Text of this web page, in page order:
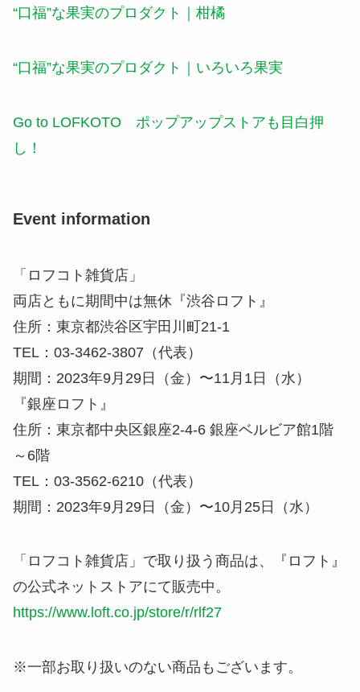
“口福”な果実のプロダクト｜柑橘
“口福”な果実のプロダクト｜いろいろ果実
Go to LOFKOTO ポップアップストアも目白押
し！
Event information
「ロフコト雑貨店」
両店ともに期間中は無休 ​『渋谷ロフト』
住所： 東京都渋谷区宇田川町21-1
TEL： 03-3462-3807（代表）
期間： 2023年9月29日（金）〜11月1日（水）
『銀座ロフト』
住所： 東京都中央区銀座2-4-6 銀座ベルビア館1階
～6階
TEL： 03-3562-6210（代表）
期間： 2023年9月29日（金）〜10月25日（水）
「ロフコト雑貨店」で取り扱う商品は、『ロフト』
の公式ネットストアにて販売中。
https://www.loft.co.jp/store/r/rlf27
※一部お取り扱いのない商品もございます。